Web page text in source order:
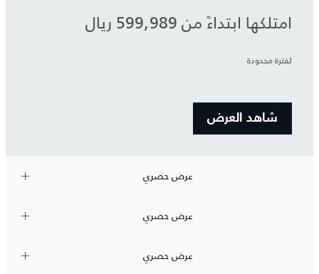
امتلكها ابتداءً من 599,989 ريال
لفترة محدودة
شاهد العرض
عرض حصري
عرض حصري
عرض حصري